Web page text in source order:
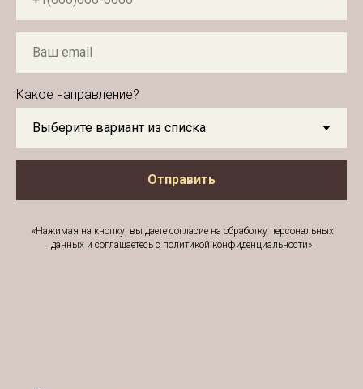
Какое направление?
Отправить
«Нажимая на кнопку, вы даете согласие на обработку персональных
данных и соглашаетесь c политикой конфиденциальности»